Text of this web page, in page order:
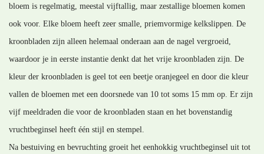
bloem is regelmatig, meestal vijftallig, maar zestallige bloemen komen
ook voor. Elke bloem heeft zeer smalle, priemvormige kelkslippen. De
kroonbladen zijn alleen helemaal onderaan aan de nagel vergroeid,
waardoor je in eerste instantie denkt dat het vrije kroonbladen zijn. De
kleur der kroonbladen is geel tot een beetje oranjegeel en door die kleur
vallen de bloemen met een doorsnede van 10 tot soms 15 mm op. Er zijn
vijf meeldraden die voor de kroonbladen staan en het bovenstandig
vruchtbeginsel heeft één stijl en stempel.
Na bestuiving en bevruchting groeit het eenhokkig vruchtbeginsel uit tot